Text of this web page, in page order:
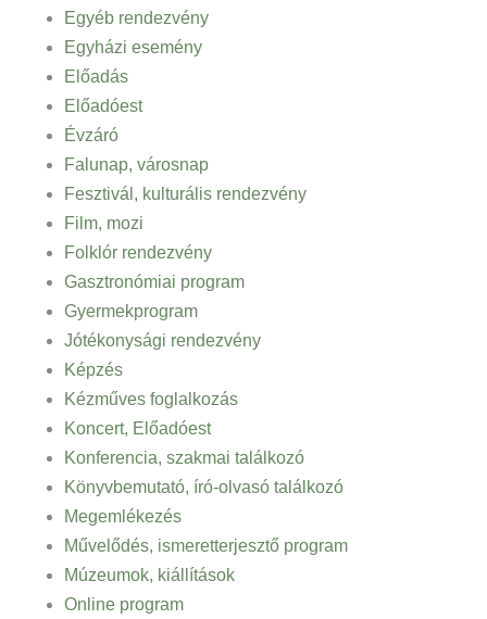
Egyéb rendezvény
Egyházi esemény
Előadás
Előadóest
Évzáró
Falunap, városnap
Fesztivál, kulturális rendezvény
Film, mozi
Folklór rendezvény
Gasztronómiai program
Gyermekprogram
Jótékonysági rendezvény
Képzés
Kézműves foglalkozás
Koncert, Előadóest
Konferencia, szakmai találkozó
Könyvbemutató, író-olvasó találkozó
Megemlékezés
Művelődés, ismeretterjesztő program
Múzeumok, kiállítások
Online program